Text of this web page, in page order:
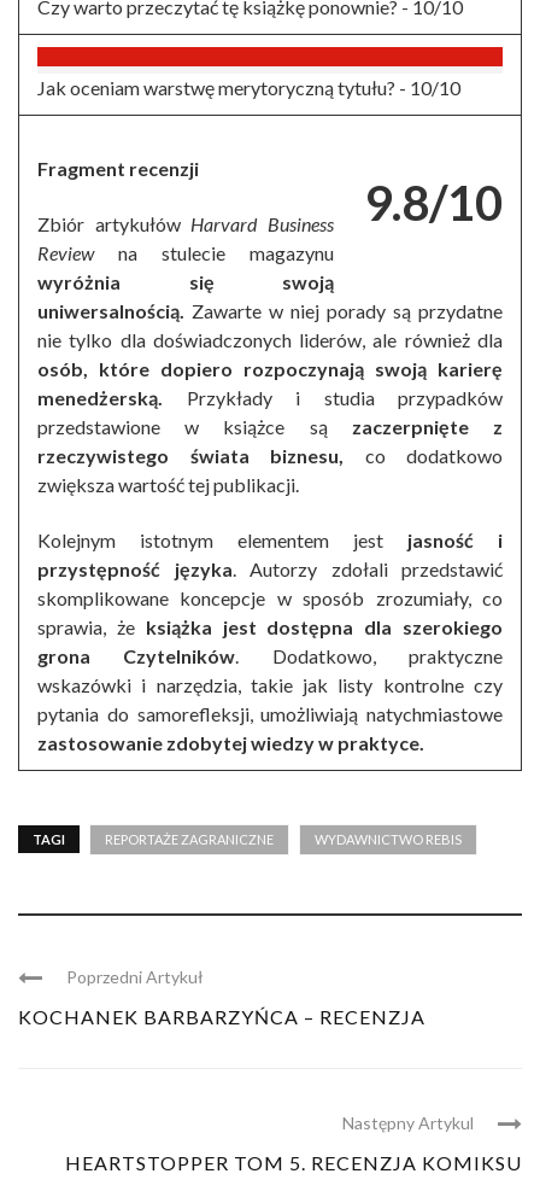
Czy warto przeczytać tę książkę ponownie? - 10/10
Jak oceniam warstwę merytoryczną tytułu? - 10/10
9.8/10
Fragment recenzji
Zbiór artykułów Harvard Business
Review na stulecie magazynu
wyróżnia się swoją
uniwersalnością. Zawarte w niej porady są przydatne
nie tylko dla doświadczonych liderów, ale również dla
osób, które dopiero rozpoczynają swoją karierę
menedżerską.
Przykłady i studia przypadków
przedstawione w książce są zaczerpnięte z
rzeczywistego świata biznesu,
co dodatkowo
zwiększa wartość tej publikacji.
Kolejnym istotnym elementem jest jasność i
przystępność języka . Autorzy zdołali przedstawić
skomplikowane koncepcje w sposób zrozumiały, co
sprawia, że książka jest dostępna dla szerokiego
grona Czytelników . Dodatkowo, praktyczne
wskazówki i narzędzia, takie jak listy kontrolne czy
pytania do samorefleksji, umożliwiają natychmiastowe
zastosowanie zdobytej wiedzy w praktyce.
TAGI REPORTAŻE ZAGRANICZNE WYDAWNICTWO REBIS
Poprzedni Artykuł
KOCHANEK BARBARZYŃCA – RECENZJA
Następny Artykul
HEARTSTOPPER TOM 5. RECENZJA KOMIKSU